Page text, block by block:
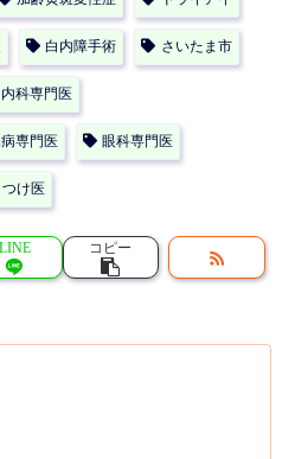
白内障手術 さいたま市
内科専門医
専門医 眼科専門医
け医
LINE コピー